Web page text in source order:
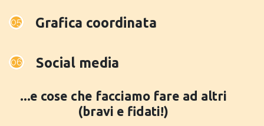
05 Grafica coordinata
06 Social media
...e cose che facciamo fare ad altri
(bravi e fidati!)